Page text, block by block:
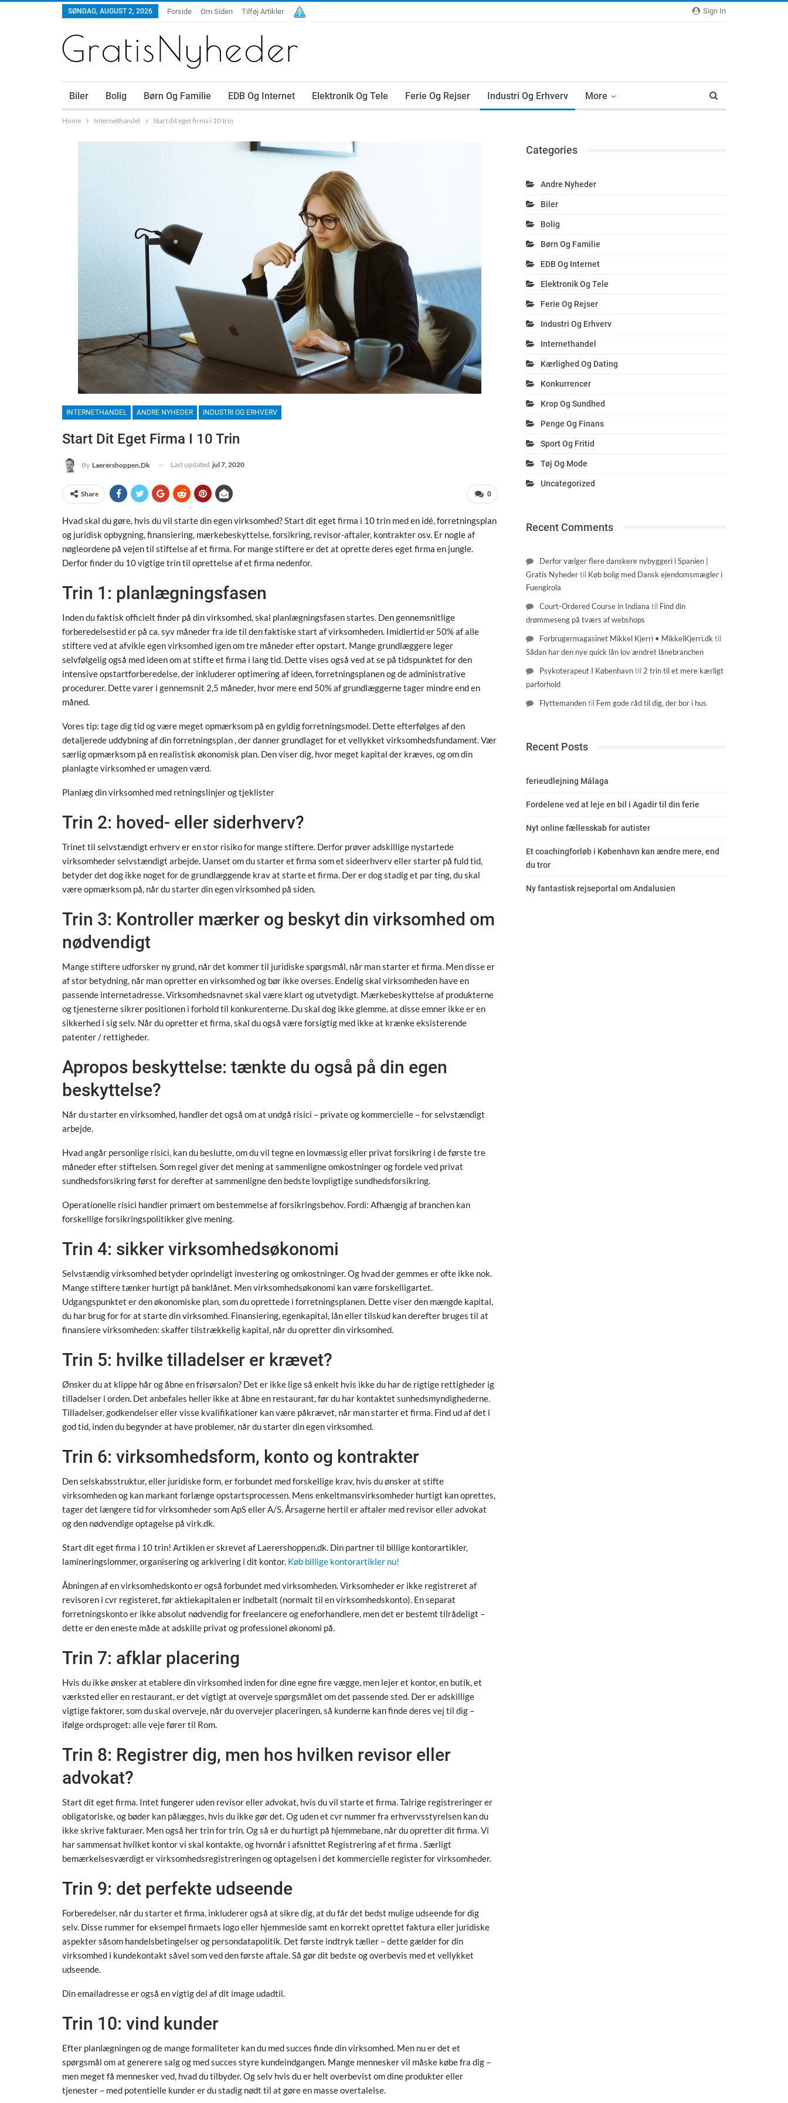
Sign In
SØNDAG, AUGUST 2, 2026 Forside Om Siden Tilføj Artikler
Biler Bolig Børn Og Familie EDB Og Internet Elektronik Og Tele Ferie Og Rejser Industri Og Erhverv More
Home Internethandel Start dit eget firma i 10 trin
INTERNETHANDEL ANDRE NYHEDER INDUSTRI OG ERHVERV
Start Dit Eget Firma I 10 Trin
By Laerershoppen.dk Last updated jul 7, 2020
0
Share
Hvad skal du gøre, hvis du vil starte din egen virksomhed? Start dit eget firma i 10 trin med en idé, forretningsplan
og juridisk opbygning, finansiering, mærkebeskyttelse, forsikring, revisor-aftaler, kontrakter osv. Er nogle af
nøgleordene på vejen til stiftelse af et firma. For mange stiftere er det at oprette deres eget firma en jungle.
Derfor finder du 10 vigtige trin til oprettelse af et firma nedenfor.
Trin 1: planlægningsfasen
Inden du faktisk officielt finder på din virksomhed, skal planlægningsfasen startes. Den gennemsnitlige
forberedelsestid er på ca. syv måneder fra ide til den faktiske start af virksomheden. Imidlertid er 50% af alle
stiftere ved at afvikle egen virksomhed igen om tre måneder efter opstart. Mange grundlæggere leger
selvfølgelig også med ideen om at stifte et firma i lang tid. Dette vises også ved at se på tidspunktet for den
intensive opstartforberedelse, der inkluderer optimering af ideen, forretningsplanen og de administrative
procedurer. Dette varer i gennemsnit 2,5 måneder, hvor mere end 50% af grundlæggerne tager mindre end en
måned.
Vores tip: tage dig tid og være meget opmærksom på en gyldig forretningsmodel. Dette efterfølges af den
detaljerede uddybning af din forretningsplan , der danner grundlaget for et vellykket virksomhedsfundament. Vær
særlig opmærksom på en realistisk økonomisk plan. Den viser dig, hvor meget kapital der kræves, og om din
planlagte virksomhed er umagen værd.
Planlæg din virksomhed med retningslinjer og tjeklister
Trin 2: hoved- eller siderhverv?
Trinet til selvstændigt erhverv er en stor risiko for mange stiftere. Derfor prøver adskillige nystartede
virksomheder selvstændigt arbejde. Uanset om du starter et firma som et sideerhverv eller starter på fuld tid,
betyder det dog ikke noget for de grundlæggende krav at starte et firma. Der er dog stadig et par ting, du skal
være opmærksom på, når du starter din egen virksomhed på siden.
Trin 3: Kontroller mærker og beskyt din virksomhed om
nødvendigt
Mange stiftere udforsker ny grund, når det kommer til juridiske spørgsmål, når man starter et firma. Men disse er
af stor betydning, når man opretter en virksomhed og bør ikke overses. Endelig skal virksomheden have en
passende internetadresse. Virksomhedsnavnet skal være klart og utvetydigt. Mærkebeskyttelse af produkterne
og tjenesterne sikrer positionen i forhold til konkurenterne. Du skal dog ikke glemme, at disse emner ikke er en
sikkerhed i sig selv. Når du opretter et firma, skal du også være forsigtig med ikke at krænke eksisterende
patenter / rettigheder.
Apropos beskyttelse: tænkte du også på din egen
beskyttelse?
Når du starter en virksomhed, handler det også om at undgå risici – private og kommercielle – for selvstændigt
arbejde.
Hvad angår personlige risici, kan du beslutte, om du vil tegne en lovmæssig eller privat forsikring i de første tre
måneder efter stiftelsen. Som regel giver det mening at sammenligne omkostninger og fordele ved privat
sundhedsforsikring først for derefter at sammenligne den bedste lovpligtige sundhedsforsikring.
Operationelle risici handler primært om bestemmelse af forsikringsbehov. Fordi: Afhængig af branchen kan
forskellige forsikringspolitikker give mening.
Trin 4: sikker virksomhedsøkonomi
Selvstændig virksomhed betyder oprindeligt investering og omkostninger. Og hvad der gemmes er ofte ikke nok.
Mange stiftere tænker hurtigt på banklånet. Men virksomhedsøkonomi kan være forskelligartet.
Udgangspunktet er den økonomiske plan, som du oprettede i forretningsplanen. Dette viser den mængde kapital,
du har brug for for at starte din virksomhed. Finansiering, egenkapital, lån eller tilskud kan derefter bruges til at
finansiere virksomheden: skaffer tilstrækkelig kapital, når du opretter din virksomhed.
Trin 5: hvilke tilladelser er krævet?
Ønsker du at klippe hår og åbne en frisørsalon? Det er ikke lige så enkelt hvis ikke du har de rigtige rettigheder ig
tilladelser i orden. Det anbefales heller ikke at åbne en restaurant, før du har kontaktet sunhedsmyndighederne.
Tilladelser, godkendelser eller visse kvalifikationer kan være påkrævet, når man starter et firma. Find ud af det i
god tid, inden du begynder at have problemer, når du starter din egen virksomhed.
Trin 6: virksomhedsform, konto og kontrakter
Den selskabsstruktur, eller juridiske form, er forbundet med forskellige krav, hvis du ønsker at stifte
virksomheden og kan markant forlænge opstartsprocessen. Mens enkeltmansvirksomheder hurtigt kan oprettes,
tager det længere tid for virksomheder som ApS eller A/S. Årsagerne hertil er aftaler med revisor eller advokat
og den nødvendige optagelse på virk.dk.
Start dit eget firma i 10 trin! Artiklen er skrevet af Laerershoppen.dk. Din partner til billige kontorartikler,
lamineringslommer, organisering og arkivering i dit kontor. Køb billige kontorartikler nu!
Åbningen af ​​en virksomhedskonto er også forbundet med virksomheden. Virksomheder er ikke registreret af
revisoren i cvr registeret, før aktiekapitalen er indbetalt (normalt til en virksomhedskonto). En separat
forretningskonto er ikke absolut nødvendig for freelancere og eneforhandlere, men det er bestemt tilrådeligt –
dette er den eneste måde at adskille privat og professionel økonomi på.
Trin 7: afklar placering
Hvis du ikke ønsker at etablere din virksomhed inden for dine egne fire vægge, men lejer et kontor, en butik, et
værksted eller en restaurant, er det vigtigt at overveje spørgsmålet om det passende sted. Der er adskillige
vigtige faktorer, som du skal overveje, når du overvejer placeringen, så kunderne kan finde deres vej til dig –
ifølge ordsproget: alle veje fører til Rom.
Trin 8: Registrer dig, men hos hvilken revisor eller
advokat?
Start dit eget firma. Intet fungerer uden revisor eller advokat, hvis du vil starte et firma. Talrige registreringer er
obligatoriske, og bøder kan pålægges, hvis du ikke gør det. Og uden et cvr nummer fra erhvervsstyrelsen kan du
ikke skrive fakturaer. Men også her trin for trin. Og så er du hurtigt på hjemmebane, når du opretter dit firma. Vi
har sammensat hvilket kontor vi skal kontakte, og hvornår i afsnittet Registrering af et firma . Særligt
bemærkelsesværdigt er virksomhedsregistreringen og optagelsen i det kommercielle register for virksomheder.
Trin 9: det perfekte udseende
Forberedelser, når du starter et firma, inkluderer også at sikre dig, at du får det bedst mulige udseende for dig
selv. Disse rummer for eksempel firmaets logo eller hjemmeside samt en korrekt oprettet faktura eller juridiske
aspekter såsom handelsbetingelser og persondatapolitik. Det første indtryk tæller – dette gælder for din
virksomhed i kundekontakt såvel som ved den første aftale. Så gør dit bedste og overbevis med et vellykket
udseende.
Din emailadresse er også en vigtig del af dit image udadtil.
Trin 10: vind kunder
Efter planlægningen og de mange formaliteter kan du med succes finde din virksomhed. Men nu er det et
spørgsmål om at generere salg og med succes styre kundeindgangen. Mange mennesker vil måske købe fra dig –
men meget få mennesker ved, hvad du tilbyder. Og selv hvis du er helt overbevist om dine produkter eller
tjenester – med potentielle kunder er du stadig nødt til at gøre en masse overtalelse.
Categories
Andre Nyheder
Biler
Bolig
Børn Og Familie
EDB Og Internet
Elektronik Og Tele
Ferie Og Rejser
Industri Og Erhverv
Internethandel
Kærlighed Og Dating
Konkurrencer
Krop Og Sundhed
Penge Og Finans
Sport Og Fritid
Tøj Og Mode
Uncategorized
Recent Comments
Derfor vælger flere danskere nybyggeri i Spanien |
Gratis Nyhedertil Køb bolig med Dansk ejendomsmægler i
Fuengirola
Court-Ordered Course in Indiana til Find din
drømmeseng på tværs af webshops
Forbrugermagasinet Mikkel Kjerri • MikkelKjerri.dktil
Sådan har den nye quick lån lov ændret lånebranchen
Psykoterapeut I Københavntil2 trin til et mere kærligt
parforhold
Flyttemandentil Fem gode råd til dig, der bor i hus
Recent Posts
ferieudlejning Málaga
Fordelene ved at leje en bil i Agadir til din ferie
Nyt online fællesskab for autister
Et coachingforløb i København kan ændre mere, end
du tror
Ny fantastisk rejseportal om Andalusien